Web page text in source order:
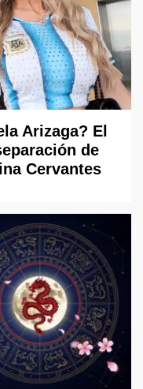
Arizaga? El
de
Cervantes